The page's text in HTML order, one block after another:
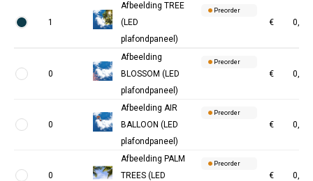
1
Afbeelding TREE
(LED
plafondpaneel)
Preorder
€ 0,00
0
Afbeelding
BLOSSOM (LED
plafondpaneel)
Preorder
€ 0,00
0
Afbeelding AIR
BALLOON (LED
plafondpaneel)
Preorder
€ 0,00
0
Afbeelding PALM
TREES (LED
Preorder
€ 0,00